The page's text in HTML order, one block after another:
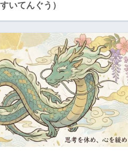
いてんぐう）